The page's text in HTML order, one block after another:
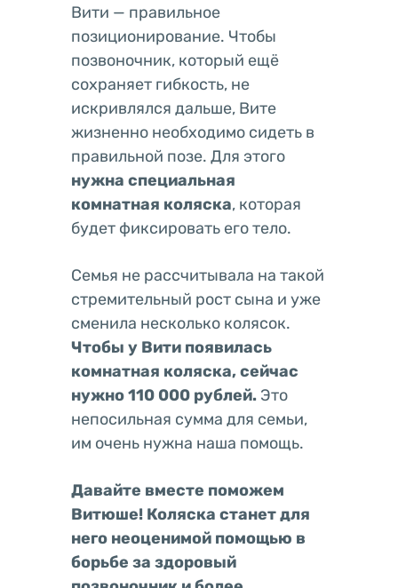
Вити — правильное
позиционирование. Чтобы
позвоночник, который ещё
сохраняет гибкость, не
искривлялся дальше, Вите
жизненно необходимо сидеть в
правильной позе. Для этого
нужна специальная
комнатная коляска, которая
будет фиксировать его тело.
Семья не рассчитывала на такой
стремительный рост сына и уже
сменила несколько колясок.
Чтобы у Вити появилась
комнатная коляска, сейчас
нужно 110 000 рублей. Это
непосильная сумма для семьи,
им очень нужна наша помощь.
Давайте вместе поможем
Витюше! Коляска станет для
него неоценимой помощью в
борьбе за здоровый